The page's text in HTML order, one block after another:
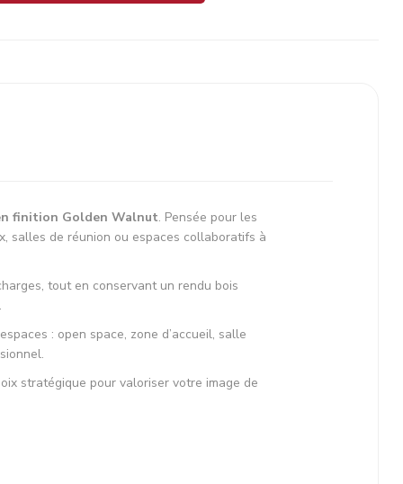
finition Golden Walnut. Pensée pour les
salles de réunion ou espaces collaboratifs à
tout en conservant un rendu bois
: open space, zone d’accueil, salle
stratégique pour valoriser votre image de